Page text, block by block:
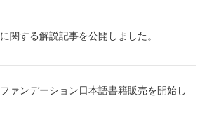
関する解説記事を公開しました。
ァンデーション日本語書籍販売を開始し